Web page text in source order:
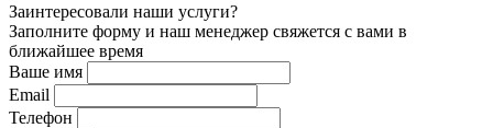
Заинтересовали наши услуги?
Заполните форму и наш менеджер свяжется с вами в
ближайшее время
Ваше имя
Email
Телефон